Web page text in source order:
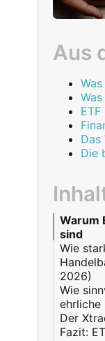
Aus
Die
Warum
sind
Wie
2026)
Wer
Wie
ehrliche
Was
Was
Der
Fazit: